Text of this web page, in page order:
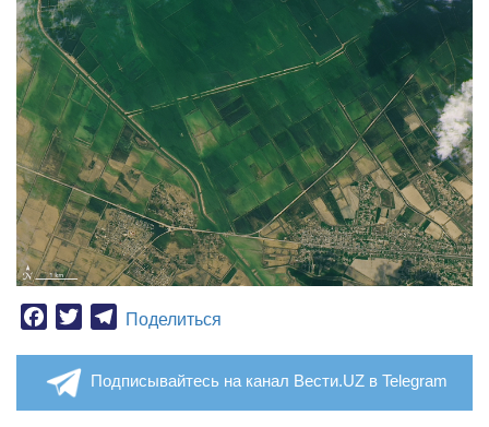
Facebook
TwitterTelegram
Поделиться
Подписывайтесь на канал Вести.UZ в Telegram